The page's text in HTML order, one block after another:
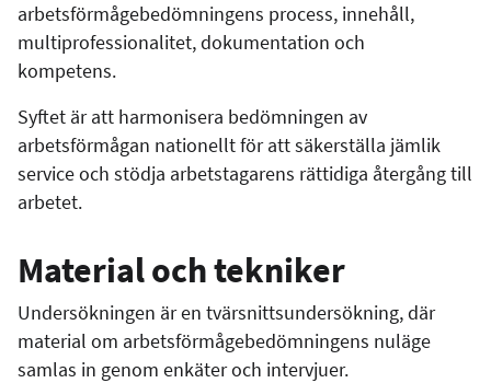
arbetsförmågebedömningens process, innehåll,
multiprofessionalitet, dokumentation och
kompetens.
Syftet är att harmonisera bedömningen av
arbetsförmågan nationellt för att säkerställa jämlik
service och stödja arbetstagarens rättidiga återgång till
arbetet.
Material och tekniker
Undersökningen är en tvärsnittsundersökning, där
material om arbetsförmågebedömningens nuläge
samlas in genom enkäter och intervjuer.